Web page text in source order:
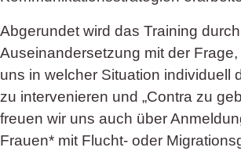
Abgerundet wird das Training
Auseinandersetzung mit der
uns in welcher Situation individuell
zu intervenieren und „Contra zu
freuen wir uns auch über
Frauen* mit Flucht- oder